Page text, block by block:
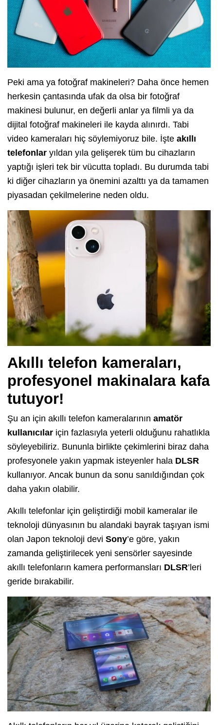
Peki ama ya fotoğraf makineleri? Daha önce hemen
herkesin çantasında ufak da olsa bir fotoğraf
makinesi bulunur, en değerli anlar ya filmli ya da
dijital fotoğraf makineleri ile kayda alınırdı. Tabi
video kameraları hiç söylemiyoruz bile. İşte akıllı
telefonlar yıldan yıla gelişerek tüm bu cihazların
yaptığı işleri tek bir vücutta topladı. Bu durumda tabi
ki diğer cihazların ya önemini azalttı ya da tamamen
piyasadan çekilmelerine neden oldu.
Akıllı telefon kameraları,
profesyonel makinalara kafa
tutuyor!
Şu an için akıllı telefon kameralarının amatör
kullanıcılar için fazlasıyla yeterli olduğunu rahatlıkla
söyleyebiliriz. Bununla birlikte çekimlerini biraz daha
profesyonele yakın yapmak isteyenler hala DLSR
kullanıyor. Ancak bunun da sonu sanıldığından çok
daha yakın olabilir.
Akıllı telefonlar için geliştirdiği mobil kameralar ile
teknoloji dünyasının bu alandaki bayrak taşıyan ismi
olan Japon teknoloji devi Sony’e göre, yakın
zamanda geliştirilecek yeni sensörler sayesinde
akıllı telefonların kamera performansları DLSR’leri
geride bırakabilir.